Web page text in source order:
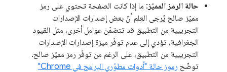
حالة الرمز المميّز: ما إذا كانت الصفحة تحتوي على رمز
مميّز صالح يُرجى العِلم أنّ بعض إصدارات الإصدارات
التجريبية من التطبيق قد تتضمّن عوامل أخرى، مثل القيود
الجغرافية، تؤدي إلى عدم توفّر ميزة إصدارات الإصدارات
التجريبية من التطبيق، على الرغم من توفّر رمز مميّز صالح.
توضّح رموز حالة "أدوات مطوّري البرامج في Chrome"